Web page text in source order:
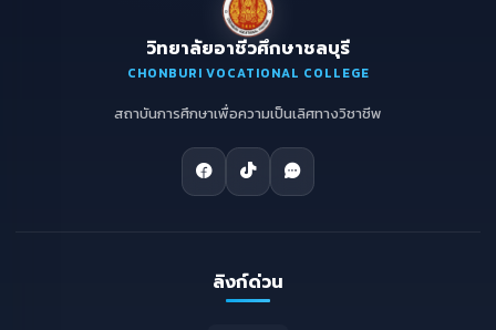
วิทยาลัยอาชีวศึกษาชลบุรี
CHONBURI VOCATIONAL COLLEGE
สถาบันการศึกษาเพื่อความเป็นเลิศทางวิชาชีพ
ลิงก์ด่วน